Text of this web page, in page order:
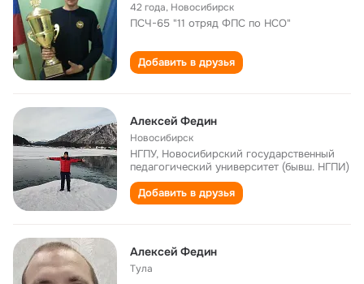
42 года, Новосибирск
ПСЧ-65 "11 отряд ФПС по НСО"
Добавить в друзья
Алексей Федин
Новосибирск
НГПУ, Новосибирский государственный
педагогический университет (бывш. НГПИ)
Добавить в друзья
Алексей Федин
Тула